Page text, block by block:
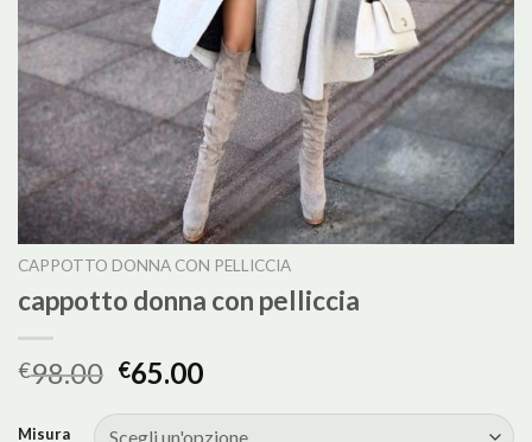
CAPPOTTO DONNA CON PELLICCIA
cappotto donna con pelliccia
€98.00 €65.00
Misura